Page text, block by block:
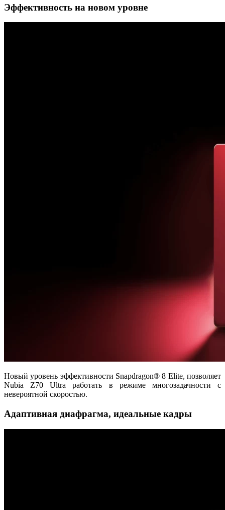
Эффективность на новом уровне
Новый уровень эффективности Snapdragon® 8 Elite, позволяет
Nubia Z70 Ultra работать в режиме многозадачности с
невероятной скоростью.
Адаптивная диафрагма, идеальные кадры